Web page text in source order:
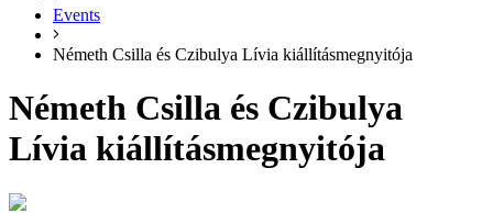
Events
Németh Csilla és Czibulya Lívia kiállításmegnyitója
Németh Csilla és Czibulya
Lívia kiállításmegnyitója